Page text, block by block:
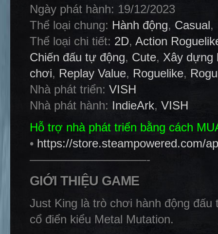
Ngày phát hành: 19/12/2023
Thể loại chung: Hành động, Casual,
Thể loại chi tiết: 2D, Action
Chiến đấu tự động, Cute, Xây dựng
chơi, Replay Value, Roguelike,
Nhà phát triển: VISH
Nhà phát hành: IndieArk, VISH
Hỗ trợ nhà phát triển bằng cách
• https://store.steampowered.com/
——————————-
GIỚI THIỆU GAME
Just King là trò chơi hành động
cổ điển kiểu Metal Mutation.